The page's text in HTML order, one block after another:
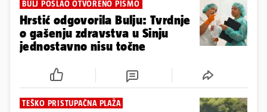
BULJ POSLAO OTVORENO PISMO
Hrstić odgovorila Bulju: Tvrdnje
o gašenju zdravstva u Sinju
jednostavno nisu točne
TEŠKO PRISTUPAČNA PLAŽA